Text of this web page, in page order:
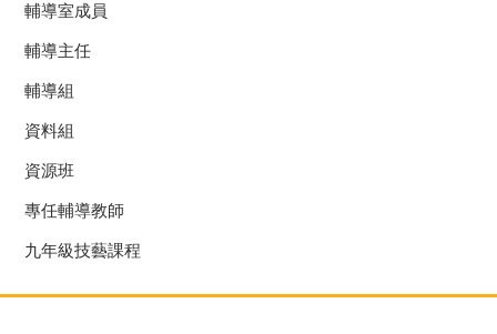
輔導室成員
輔導主任
輔導組
資料組
資源班
專任輔導教師
九年級技藝課程